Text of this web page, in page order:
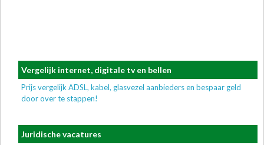
Vergelijk internet, digitale tv en bellen
Prijs vergelijk ADSL, kabel, glasvezel aanbieders en bespaar geld
door over te stappen!
Juridische vacatures